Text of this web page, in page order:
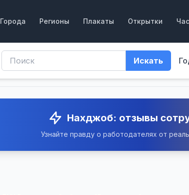
Города Регионы Плакаты Открытки
Искать
Нахджоб: отзывы
Узнайте правду о работодателях от